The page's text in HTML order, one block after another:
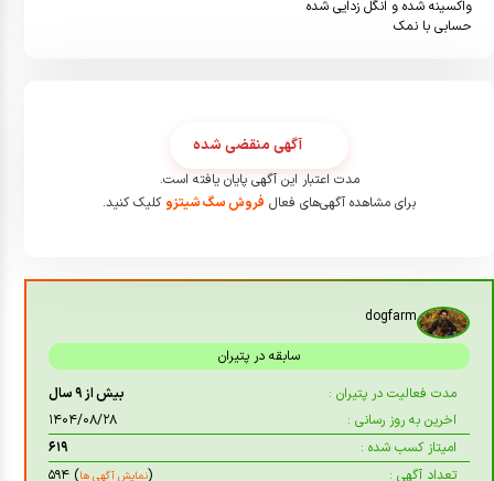
حسابی با نمک
آگهی منقضی شده
مدت اعتبار این آگهی پایان یافته است.
برای مشاهده آگهی‌های فعال فروش سگ شیتزو کلیک کنید.
dogfarm
سابقه در پتیران
مدت فعالیت در پتیران :
بیش از ۹ سال
اخرین به روز رسانی :
۱۴۰۴/۰۸/۲۸
امیتاز کسب شده :
۶۱۹
تعداد آگهی :
(نمایش آگهی ها) ۵۹۴